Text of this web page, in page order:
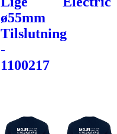
ø55mm
Tilslutning
-
1100217